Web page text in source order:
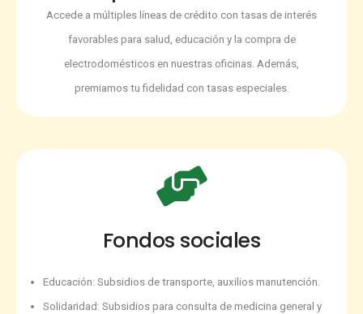
Accede a múltiples líneas de crédito con tasas de interés
favorables para salud, educación y la compra de
electrodomésticos en nuestras oficinas. Además,
premiamos tu fidelidad con tasas especiales.
Fondos sociales
Educación: Subsidios de transporte, auxilios manutención.
Solidaridad: Subsidios para consulta de medicina general y